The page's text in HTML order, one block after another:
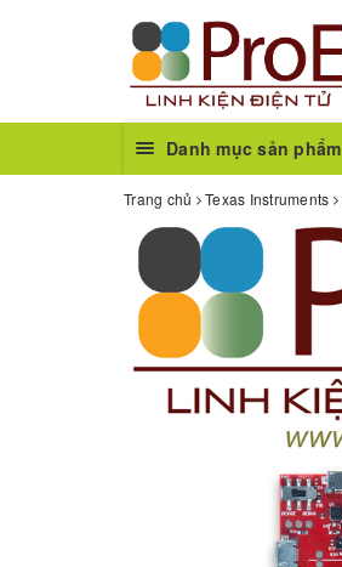
Danh mục sản phẩm
Trang chủ Texas Instruments